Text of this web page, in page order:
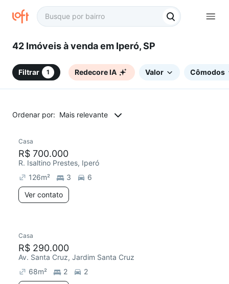
42 Imóveis à venda em Iperó, SP
Filtrar 1 Redecore IA Valor Cômodos
Ordenar por: Mais relevante
Casa
R$ 700.000
R. Isaltino Prestes, Iperó
126m² 3
6
Ver contato
Casa
R$ 290.000
Av. Santa Cruz, Jardim Santa Cruz
68m² 2
2